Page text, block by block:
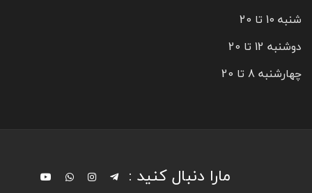
شنبه 10 تا 20
دوشنبه 12 تا 20
چهارشنبه 8 تا 20
مارا دنبال کنید :